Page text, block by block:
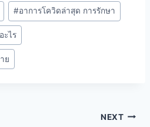
#อาการโควิดล่าสุด การรักษา
ะไร
ย
NEXT